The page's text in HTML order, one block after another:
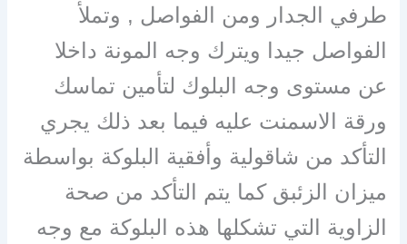
طرفي الجدار ومن الفواصل , وتملأ
الفواصل جيدا ويترك وجه المونة داخلا
عن مستوى وجه البلوك لتأمين تماسك
ورقة الاسمنت عليه فيما بعد ذلك يجري
التأكد من شاقولية وأفقية البلوكة بواسطة
ميزان الزئبق كما يتم التأكد من صحة
الزاوية التي تشكلها هذه البلوكة مع وجه